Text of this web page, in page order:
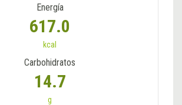
Energía
617.0
kcal
Carbohidratos
14.7
g